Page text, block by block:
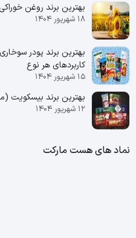
بهترین برند روغن
۱۸ شهریور ۱۴۰۴
بهترین برند پودر
کاربردهای هر نوع
۱۵ شهریور ۱۴۰۴
بهترین برند بیسکویت
۱۲ شهریور ۱۴۰۴
نماد های هست مارکت